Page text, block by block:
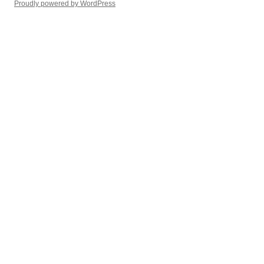
Proudly powered by WordPress